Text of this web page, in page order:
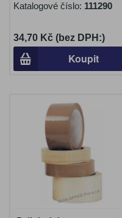
Katalogové číslo: 111290
34,70 Kč (bez DPH:)
Koupit